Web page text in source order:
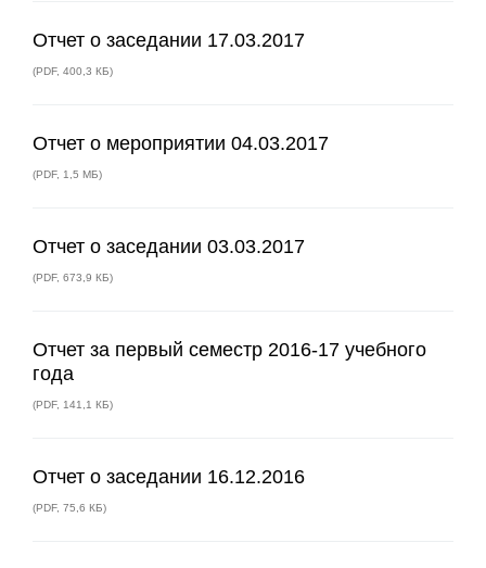
Отчет о заседании 17.03.2017
(PDF, 400,3 КБ)
Отчет о мероприятии 04.03.2017
(PDF, 1,5 МБ)
Отчет о заседании 03.03.2017
(PDF, 673,9 КБ)
Отчет за первый семестр 2016-17 учебного
года
(PDF, 141,1 КБ)
Отчет о заседании 16.12.2016
(PDF, 75,6 КБ)